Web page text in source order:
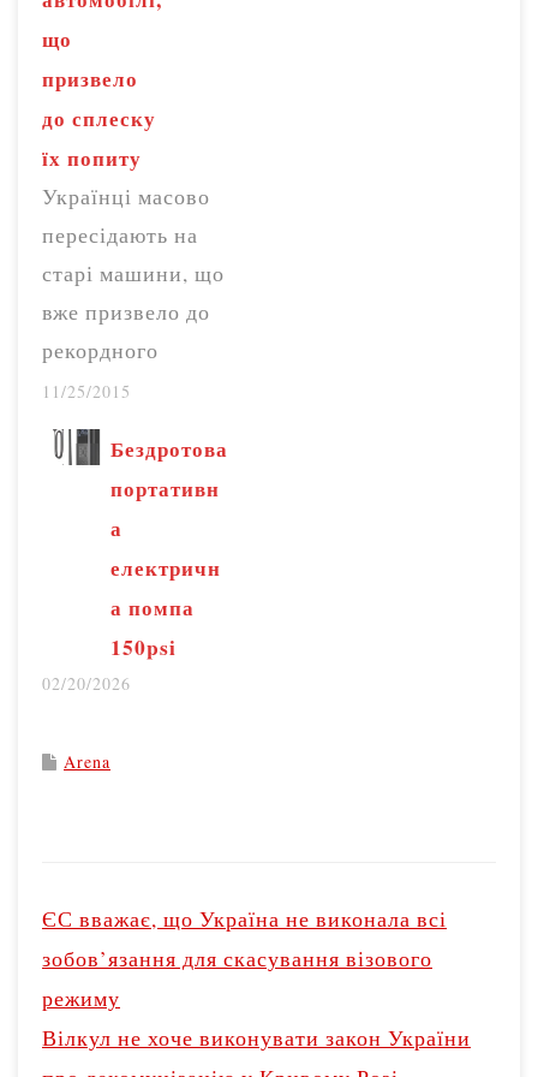
що
призвело
до сплеску
їх попиту
Українці масово
пересідають на
старі машини, що
вже призвело до
рекордного
сплеску їх
продажу. Як
відзначають
експерти, у
жовтні
вітчизняний
ринок вживаних
авто виріс, в
порівнянні з
періодом
зафіксовано 50
тис. угод, тоді як в
минулі місяці їх
кількість не
11/25/2015
Бездротова
портативн
а
електричн
а помпа
150psi
02/20/2026
Arena
o
t
n
a
ЄС вважає, що Україна не виконала всі
зобов’язання для скасування візового
режиму
Вілкул не хоче виконувати закон України